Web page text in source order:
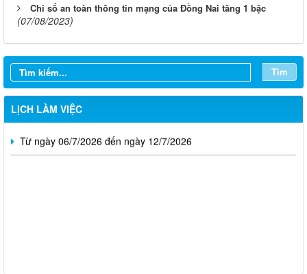
Chỉ số an toàn thông tin mạng của Đồng Nai tăng 1 bậc
(07/08/2023)
Tìm
LỊCH LÀM VIỆC
Từ ngày 03/8/2026 đến ngày 09/8/2026
Từ ngày 27/7/2026 đến ngày 02/8/2026
Từ ngày 20/7/2026 đến ngày 26/7/2026
Từ ngày 13/7/2026 đến ngày 18/7/2026